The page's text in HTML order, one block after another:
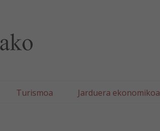
Turismoa Jarduera ekonomikoa